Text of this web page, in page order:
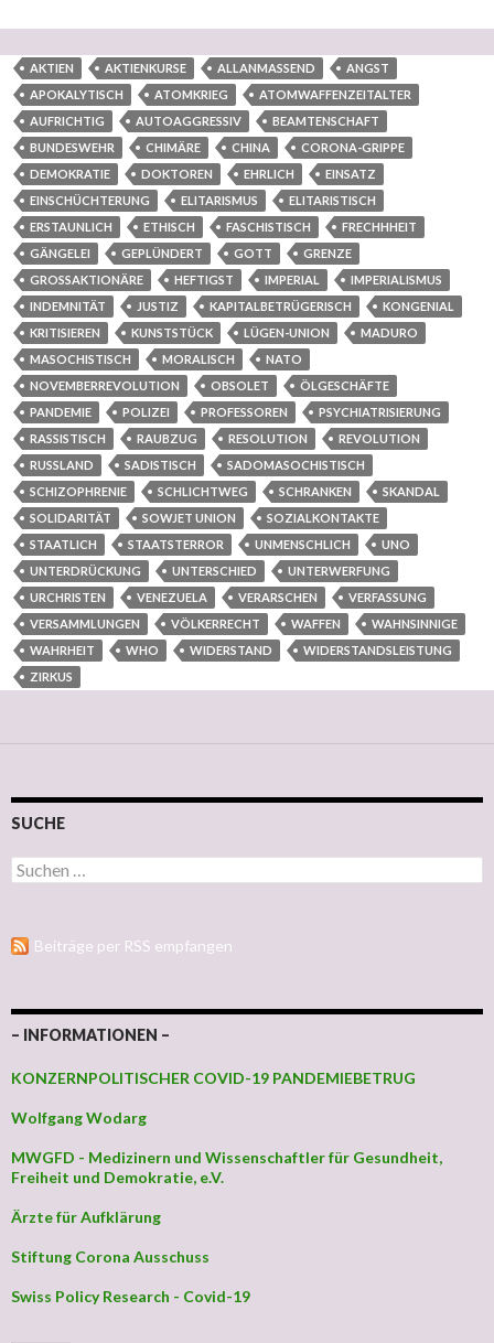
AKTIEN AKTIENKURSE ALLANMASSEND
ANGST
APOKALYTISCH
ATOMKRIEG
ATOMWAFFENZEITALTER
AUFRICHTIG
AUTOAGGRESSIV
BEAMTENSCHAFT
BUNDESWEHR
CHIMÄRE CHINA
CORONA-GRIPPE
DEMOKRATIE
DOKTOREN EHRLICH
EINSATZ
EINSCHÜCHTERUNG
ELITARISMUS
ELITARISTISCH
ERSTAUNLICH
ETHISCH FASCHISTISCH
FRECHHHEIT
GÄNGELEI
GEPLÜNDERT GOTT
GRENZE
GROSSAKTIONÄRE
HEFTIGST IMPERIAL
IMPERIALISMUS
INDEMNITÄT
JUSTIZ KAPITALBETRÜGERISCH
KONGENIAL
KRITISIEREN
KUNSTSTÜCK LÜGEN-UNION
MADURO
MASOCHISTISCH
MORALISCH
NATO
NOVEMBERREVOLUTION
OBSOLET
ÖLGESCHÄFTE
PANDEMIE
POLIZEI PROFESSOREN
PSYCHIATRISIERUNG
RASSISTISCH
RAUBZUG RESOLUTION
REVOLUTION
RUSSLAND
SADISTISCH
SADOMASOCHISTISCH
SCHIZOPHRENIE
SCHLICHTWEG SCHRANKEN
SKANDAL
SOLIDARITÄT
SOWJET UNION
SOZIALKONTAKTE
STAATLICH
STAATSTERROR UNMENSCHLICH
UNO
UNTERDRÜCKUNG
UNTERSCHIED
UNTERWERFUNG
URCHRISTEN
VENEZUELA VERARSCHEN
VERFASSUNG
VERSAMMLUNGEN
VÖLKERRECHT WAFFEN
WAHNSINNIGE
WAHRHEIT
WHO WIDERSTAND
WIDERSTANDSLEISTUNG
ZIRKUS
SUCHE
Suchen nach:
Beiträge per RSS empfangen
– INFORMATIONEN –
KONZERNPOLITISCHER COVID-19 PANDEMIEBETRUG
Wolfgang Wodarg
MWGFD - Medizinern und Wissenschaftler für Gesundheit,
Freiheit und Demokratie, e.V.
Ärzte für Aufklärung
Stiftung Corona Ausschuss
Swiss Policy Research - Covid-19